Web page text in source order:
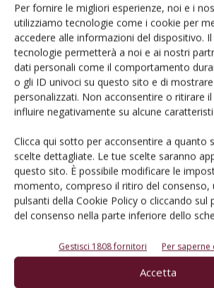
Per fornire le migliori esperienze, noi e i
utilizziamo tecnologie come i cookie per
accedere alle informazioni del dispositivo.
tecnologie permetterà a noi e ai nostri
dati personali come il comportamento
o gli ID univoci su questo sito e di
personalizzati. Non acconsentire o ritirare
influire negativamente su alcune
Clicca qui sotto per acconsentire a quanto
scelte dettagliate. Le tue scelte saranno
questo sito. È possibile modificare le
momento, compreso il ritiro del consenso,
pulsanti della Cookie Policy o cliccando sul
del consenso nella parte inferiore dello
Gestisci 1808 fornitori Per
Accetta
Salva il mio nome, email e sito web in
prossima volta che commento.
E-magazine